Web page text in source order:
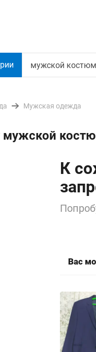
Мужская одежда
мужской
К
Вас